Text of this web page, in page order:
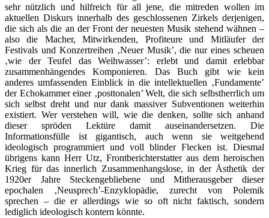
sehr nützlich und hilfreich für all jene, die mitreden wollen im
aktuellen Diskurs innerhalb des geschlossenen Zirkels derjenigen,
die sich als die an der Front der neuesten Musik stehend wähnen –
also die Macher, Mitwirkenden, Profiteure und Mitläufer der
Festivals und Konzertreihen ‚Neuer Musik’, die nur eines scheuen
‚wie der Teufel das Weihwasser’: erlebt und damit erlebbar
zusammenhängendes Komponieren. Das Buch gibt wie kein
anderes umfassenden Einblick in die intellektuellen ‚Fundamente’
der Echokammer einer ‚posttonalen’ Welt, die sich selbstherrlich um
sich selbst dreht und nur dank massiver Subventionen weiterhin
existiert. Wer verstehen will, wie die denken, sollte sich anhand
dieser spröden Lektüre damit auseinandersetzen. Die
Informationsfülle ist gigantisch, auch wenn sie weitgehend
ideologisch programmiert und voll blinder Flecken ist. Diesmal
übrigens kann Herr Utz, Frontberichterstatter aus dem heroischen
Krieg für das innerlich Zusammenhangslose, in der Ästhetik der
1920er Jahre Steckengebliebene und Mitherausgeber dieser
epochalen ‚Neusprech’-Enzyklopädie, zurecht von Polemik
sprechen – die er allerdings wie so oft nicht faktisch, sondern
lediglich ideologisch kontern könnte.